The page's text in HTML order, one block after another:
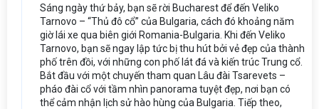
Sáng ngày thứ bảy, bạn sẽ rời Bucharest để đến Veliko
Tarnovo – “Thủ đô cổ” của Bulgaria, cách đó khoảng năm
giờ lái xe qua biên giới Romania-Bulgaria. Khi đến Veliko
Tarnovo, bạn sẽ ngay lập tức bị thu hút bởi vẻ đẹp của thành
phố trên đồi, với những con phố lát đá và kiến trúc Trung cổ.
Bắt đầu với một chuyến tham quan Lâu đài Tsarevets –
pháo đài cổ với tầm nhìn panorama tuyệt đẹp, nơi bạn có
thể cảm nhận lịch sử hào hùng của Bulgaria. Tiếp theo,